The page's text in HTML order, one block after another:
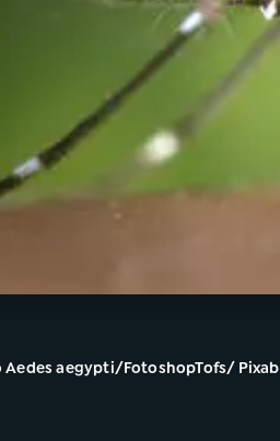
Aedes aegypti/FotoshopTofs/